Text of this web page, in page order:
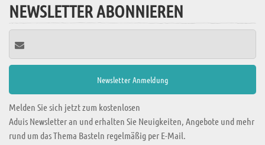
NEWSLETTER ABONNIEREN
Melden Sie sich jetzt zum kostenlosen
Aduis Newsletter an und erhalten Sie Neuigkeiten, Angebote und mehr
rund um das Thema Basteln regelmäßig per E-Mail.